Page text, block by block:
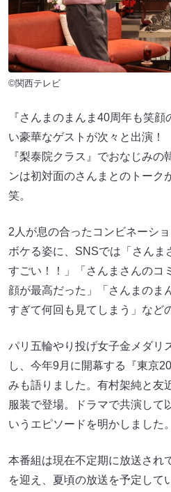
©関西テレビ
『さんまのまんま40周年も笑
い豪華なゲストが次々と出演！
『梨泰院クラス』でおなじみの
ンは初対面のさんまとのトーク
笑。
2人が息の合ったコンビネーシ
ボケる姿に、SNSでは「さんま
すごい！！」「さんまさんのコ
顔が最高だった」「さんまのま
すぎて何回も見てしまう」など
パリ五輪やり投げ女子金メダリ
し、今年9月に開幕する『東京
みも語りました。有村架純と友
服装で登場。ドラマで共演して
いうエピソードを明かしました。
本番組は現在不定期に放送され
を迎え、夏頃の放送を予定して